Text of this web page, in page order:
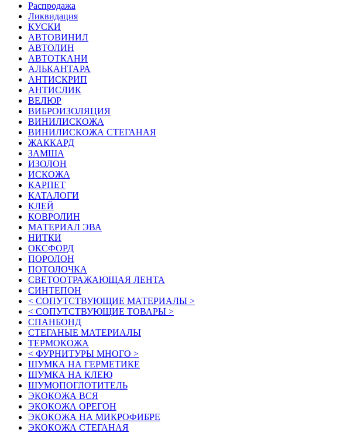
Распродажа
Ликвидация
КУСКИ
АВТОВИНИЛ
АВТОЛИН
АВТОТКАНИ
АЛЬКАНТАРА
АНТИСКРИП
АНТИСЛИК
ВЕЛЮР
ВИБРОИЗОЛЯЦИЯ
ВИНИЛИСКОЖА
ВИНИЛИСКОЖА СТЕГАНАЯ
ЖАККАРД
ЗАМША
ИЗОЛОН
ИСКОЖА
КАРПЕТ
КАТАЛОГИ
КЛЕЙ
КОВРОЛИН
МАТЕРИАЛ ЭВА
НИТКИ
ОКСФОРД
ПОРОЛОН
ПОТОЛОЧКА
СВЕТООТРАЖАЮЩАЯ ЛЕНТА
СИНТЕПОН
< СОПУТСТВУЮЩИЕ МАТЕРИАЛЫ >
< СОПУТСТВУЮЩИЕ ТОВАРЫ >
СПАНБОНД
СТЕГАНЫЕ МАТЕРИАЛЫ
ТЕРМОКОЖА
< ФУРНИТУРЫ МНОГО >
ШУМКА НА ГЕРМЕТИКЕ
ШУМКА НА КЛЕЮ
ШУМОПОГЛОТИТЕЛЬ
ЭКОКОЖА ВСЯ
ЭКОКОЖА ОРЕГОН
ЭКОКОЖА НА МИКРОФИБРЕ
ЭКОКОЖА СТЕГАНАЯ